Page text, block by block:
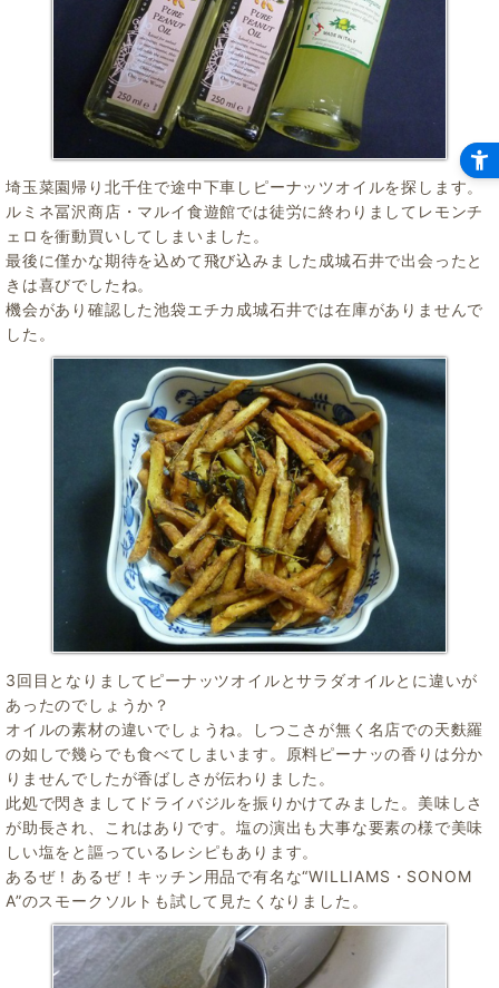
埼玉菜園帰り北千住で途中下車しピーナッツオイルを探します。
ルミネ冨沢商店・マルイ食遊館では徒労に終わりましてレモンチ
ェロを衝動買いしてしまいました。
最後に僅かな期待を込めて飛び込みました成城石井で出会ったと
きは喜びでしたね。
機会があり確認した池袋エチカ成城石井では在庫がありませんで
した。
3回目となりましてピーナッツオイルとサラダオイルとに違いが
あったのでしょうか？
オイルの素材の違いでしょうね。しつこさが無く名店での天麩羅
の如しで幾らでも食べてしまいます。原料ピーナッの香りは分か
りませんでしたが香ばしさが伝わりました。
此処で閃きましてドライバジルを振りかけてみました。美味しさ
が助長され、これはありです。塩の演出も大事な要素の様で美味
しい塩をと謳っているレシピもあります。
あるぜ！あるぜ！キッチン用品で有名な“WILLIAMS・SONOM
A”のスモークソルトも試して見たくなりました。